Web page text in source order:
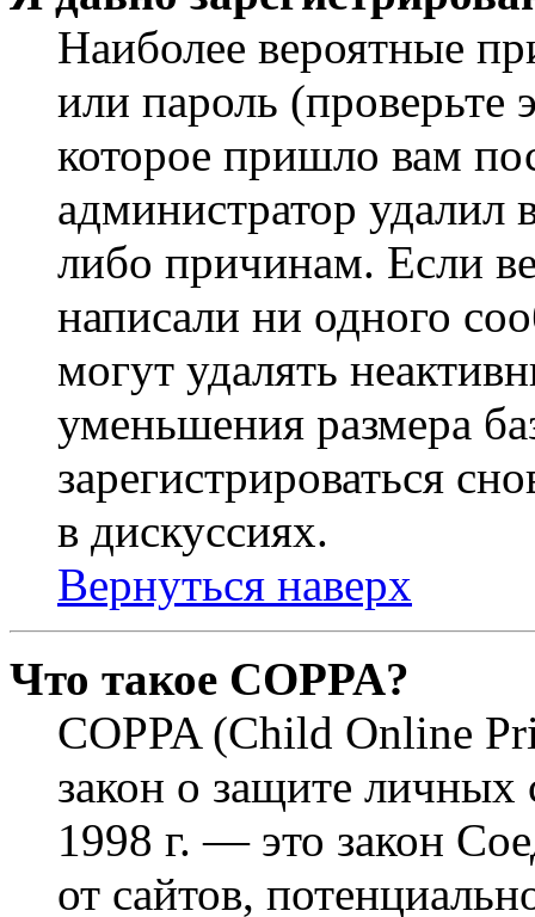
Наиболее вероятные
или пароль (проверьте
которое пришло вам
администратор
либо причинам. Если
написали ни одного
могут удалять
уменьшения размера
зарегистрироваться
в дискуссиях.
Вернуться наверх
Что такое COPPA?
COPPA (Child Online
закон о защите личных
1998 г. — это закон
от сайтов,